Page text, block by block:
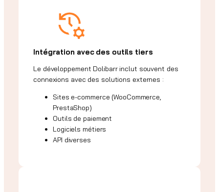
Intégration avec des outils tiers
Le développement Dolibarr inclut souvent des
connexions avec des solutions externes :
Sites e-commerce (WooCommerce,
PrestaShop)
Outils de paiement
Logiciels métiers
API diverses